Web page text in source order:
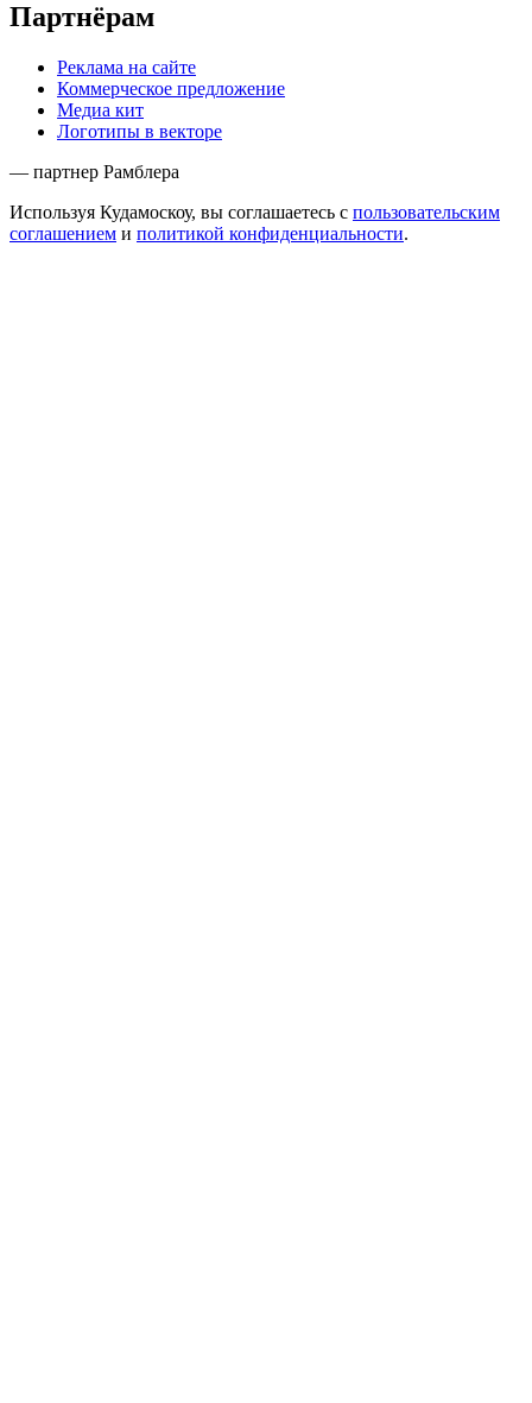
Партнёрам
Реклама на сайте
Коммерческое предложение
Медиа кит
Логотипы в векторе
— партнер Рамблера
Используя Кудамоскоу, вы соглашаетесь с пользовательским
соглашением и политикой конфиденциальности.